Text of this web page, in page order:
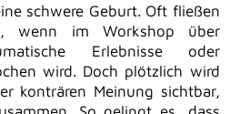
schwere Geburt. Oft fließen
wenn im Workshop über
Erlebnisse oder
wird. Doch plötzlich wird
konträren Meinung sichtbar,